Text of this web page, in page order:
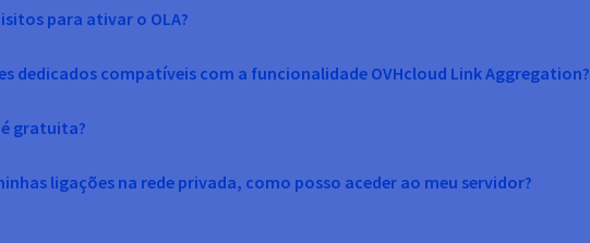
para ativar o OLA?
dedicados compatíveis com a funcionalidade OVHcloud Link Aggregation?
gratuita?
ligações na rede privada, como posso aceder ao meu servidor?